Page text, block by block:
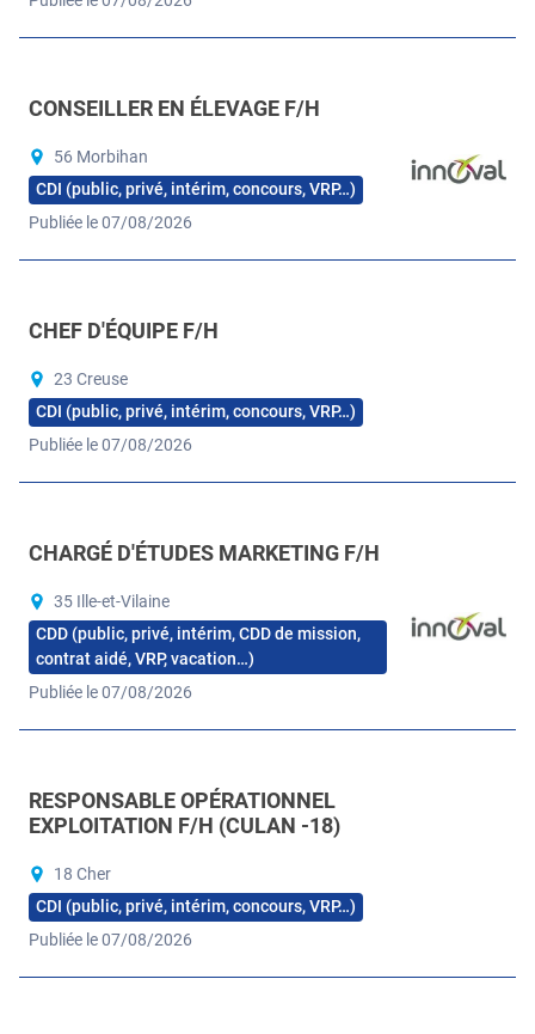
CONSEILLER EN ÉLEVAGE F/H
56 Morbihan
CDI (public, privé, intérim, concours, VRP…)
Publiée le 07/08/2026
CHEF D'ÉQUIPE F/H
23 Creuse
CDI (public, privé, intérim, concours, VRP…)
Publiée le 07/08/2026
CHARGÉ D'ÉTUDES MARKETING F/H
35 Ille-et-Vilaine
CDD (public, privé, intérim, CDD de mission,
contrat aidé, VRP, vacation…)
Publiée le 07/08/2026
RESPONSABLE OPÉRATIONNEL
EXPLOITATION F/H (CULAN -18)
18 Cher
CDI (public, privé, intérim, concours, VRP…)
Publiée le 07/08/2026